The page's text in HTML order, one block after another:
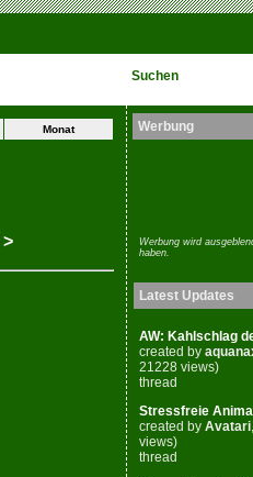
Suchen
Monat
>
Werbung
Werbung wird
haben.
Latest Updates
AW: Kahlschlag
created by
21228 views)
thread
Stressfreie
created by Avatari
views)
thread